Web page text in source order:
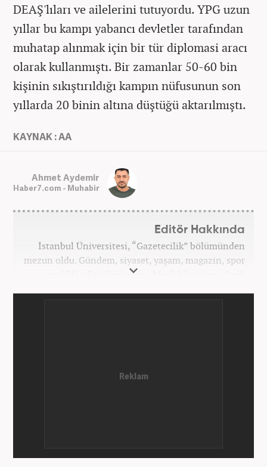
DEAŞ'lıları ve ailelerini tutuyordu. YPG uzun
yıllar bu kampı yabancı devletler tarafından
muhatap alınmak için bir tür diplomasi aracı
olarak kullanmıştı. Bir zamanlar 50-60 bin
kişinin sıkıştırıldığı kampın nüfusunun son
yıllarda 20 binin altına düştüğü aktarılmıştı.
KAYNAK : AA
Ahmet Aydemir
Haber7.com - Muhabir
Editör Hakkında
İstanbul Üniversitesi, “Gazetecilik” bölümünden
mezun oldu. Gündem, siyaset, yaşam, magazin, spor
ve SEO editörlüğü yaptı. Meslek hayatına Ocak